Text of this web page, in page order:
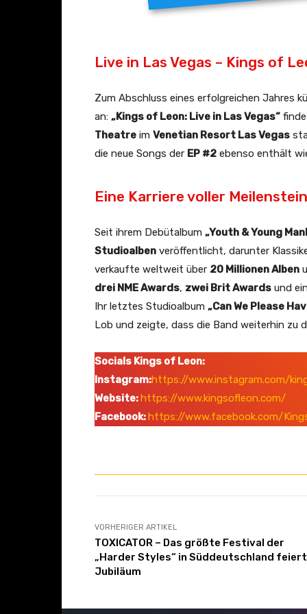
Live in Las Vegas – Kings of
Zum Abschluss eines erfolgreichen Jahres
an: „Kings of Leon: Live in Las Vegas“
Theatre im Venetian Resort Las Vegas
die neue Songs der EP #2 ebenso enthält
Eine Karriere voller
Seit ihrem Debütalbum „Youth & Young
Studioalben veröffentlicht, darunter
verkaufte weltweit über 20 Millionen Alben
drei NME Awards, zwei Brit Awards und
Ihr letztes Studioalbum „Can We Please
Lob und zeigte, dass die Band weiterhin
Socials Kings of Leon:
Instagram:https://www.instagram.com/
Website: https://www.kingsofleon.com/
Facebook: https://www.facebook.com/
VORHERIGER ARTIKEL
TOXICATOR – Das größte Festival der
„Harder Styles“ in Süddeutschland feiert
Jubiläum